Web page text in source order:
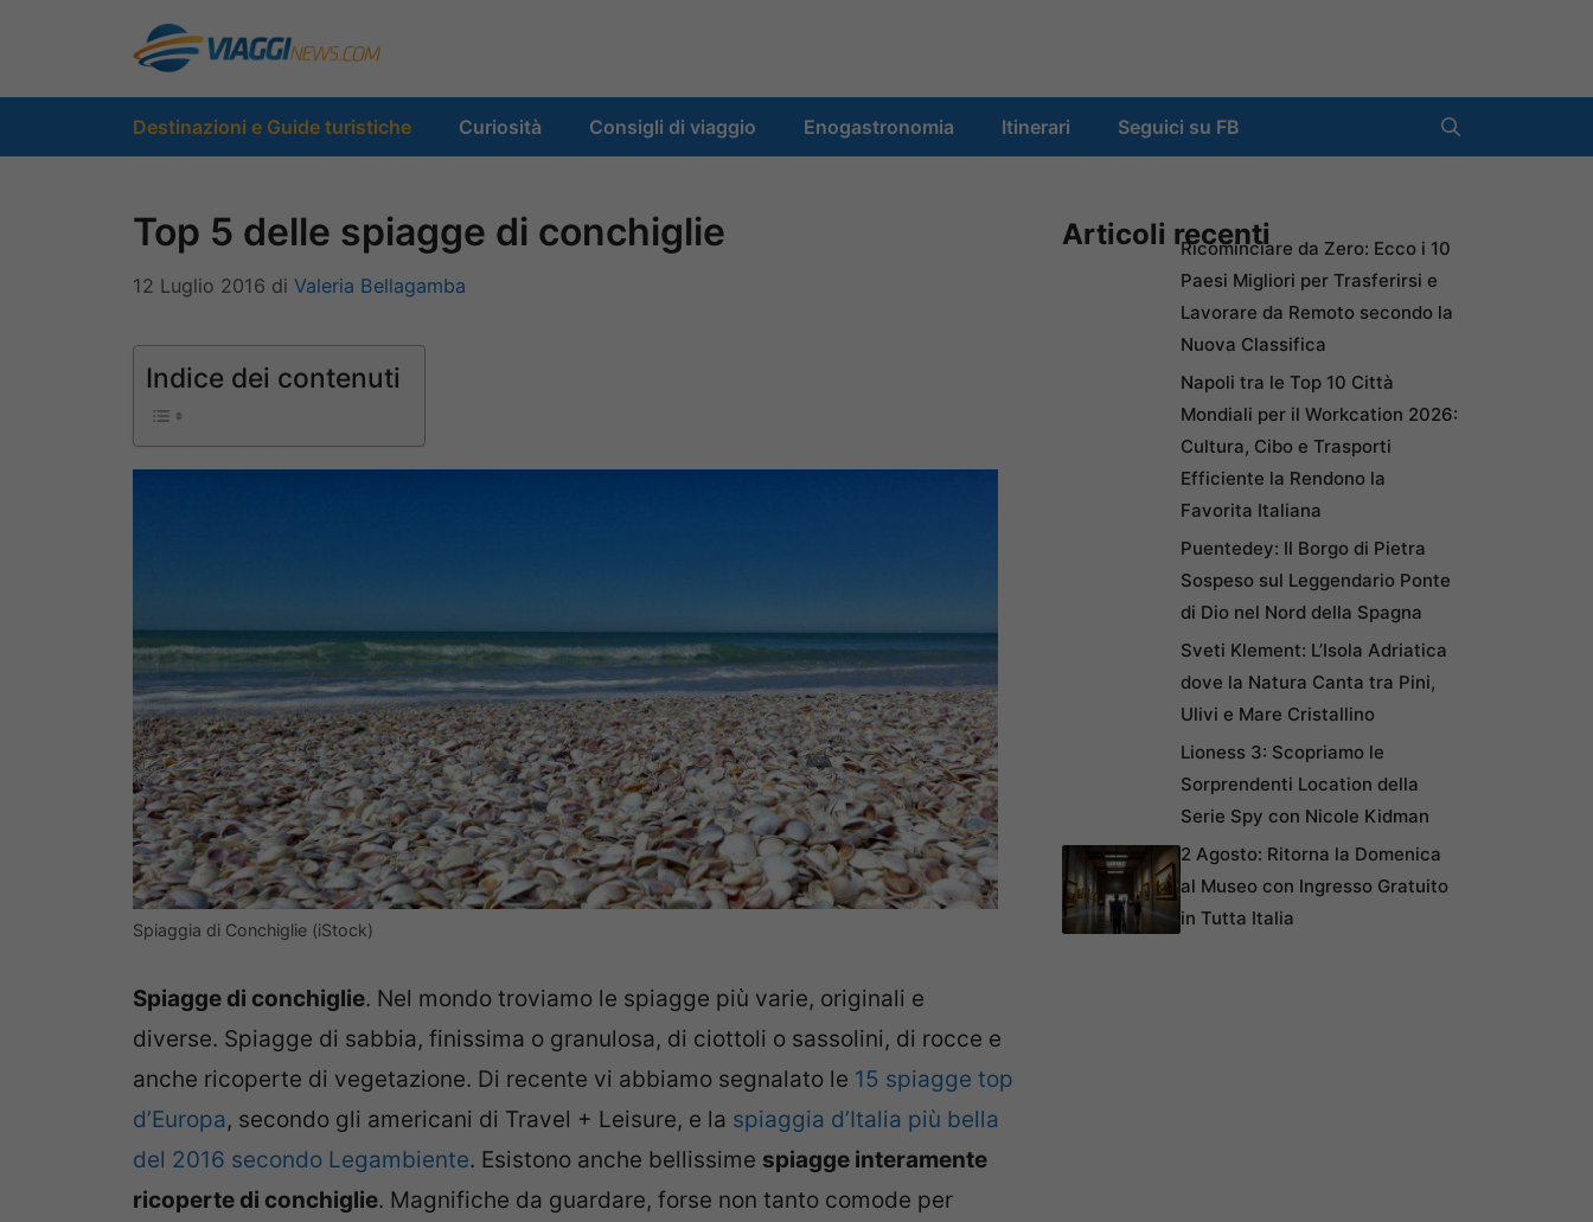
contenuto
Destinazioni e Guide turistiche Curiosità Consigli di viaggio Enogastronomia Itinerari Seguici su FB
Top 5 delle spiagge di conchiglie
12 Luglio 2016 di Valeria Bellagamba
Indice dei contenuti
Spiaggia di Conchiglie (iStock)
Spiagge di conchiglie. Nel mondo troviamo le spiagge più varie, originali e
diverse. Spiagge di sabbia, finissima o granulosa, di ciottoli o sassolini, di rocce e
anche ricoperte di vegetazione. Di recente vi abbiamo segnalato le 15 spiagge top
d’Europa, secondo gli americani di Travel + Leisure, e la spiaggia d’Italia più bella
del 2016 secondo Legambiente. Esistono anche bellissime spiagge interamente
ricoperte di conchiglie. Magnifiche da guardare, forse non tanto comode per
Articoli recentiRicominciare da Zero: Ecco i 10
Paesi Migliori per Trasferirsi e
Lavorare da Remoto secondo la
Nuova Classifica
Napoli tra le Top 10 Città
Mondiali per il Workcation 2026:
Cultura, Cibo e Trasporti
Efficiente la Rendono la
Favorita Italiana
Puentedey: Il Borgo di Pietra
Sospeso sul Leggendario Ponte
di Dio nel Nord della Spagna
Sveti Klement: L’Isola Adriatica
dove la Natura Canta tra Pini,
Ulivi e Mare Cristallino
Lioness 3: Scopriamo le
Sorprendenti Location della
Serie Spy con Nicole Kidman
2 Agosto: Ritorna la Domenica
al Museo con Ingresso Gratuito
in Tutta Italia